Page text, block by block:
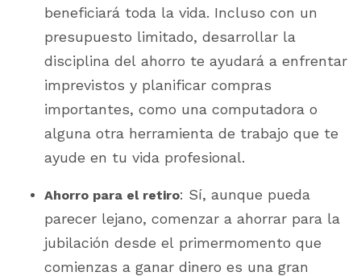
beneficiará toda la vida. Incluso con un
presupuesto limitado, desarrollar la
disciplina del ahorro te ayudará a enfrentar
imprevistos y planificar compras
importantes, como una computadora o
alguna otra herramienta de trabajo que te
ayude en tu vida profesional.
Ahorro para el retiro: Sí, aunque pueda
parecer lejano, comenzar a ahorrar para la
jubilación desde el primermomento que
comienzas a ganar dinero es una gran